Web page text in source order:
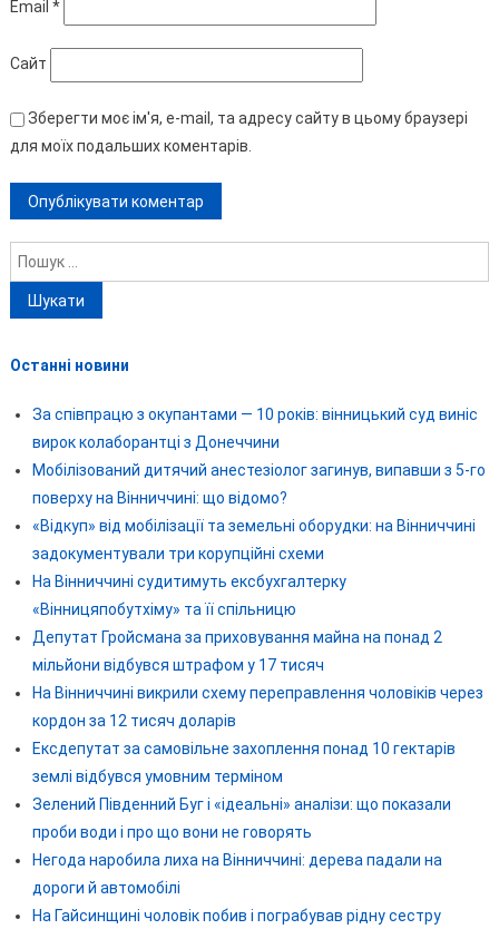
Email *
Сайт
Зберегти моє ім'я, e-mail, та адресу сайту в цьому браузері
для моїх подальших коментарів.
Пошук:
Останні новини
За співпрацю з окупантами — 10 років: вінницький суд виніс
вирок колаборантці з Донеччини
Мобілізований дитячий анестезіолог загинув, випавши з 5-го
поверху на Вінниччині: що відомо?
«Відкуп» від мобілізації та земельні оборудки: на Вінниччині
задокументували три корупційні схеми
На Вінниччині судитимуть ексбухгалтерку
«Вінницяпобутхіму» та її спільницю
Депутат Гройсмана за приховування майна на понад 2
мільйони відбувся штрафом у 17 тисяч
На Вінниччині викрили схему переправлення чоловіків через
кордон за 12 тисяч доларів
Ексдепутат за самовільне захоплення понад 10 гектарів
землі відбувся умовним терміном
Зелений Південний Буг і «ідеальні» аналізи: що показали
проби води і про що вони не говорять
Негода наробила лиха на Вінниччині: дерева падали на
дороги й автомобілі
На Гайсинщині чоловік побив і пограбував рідну сестру